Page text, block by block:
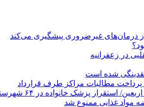
غیرضروری پیشگیری می‌کند
در زعفرانیه
پرداخت مطالبات مراکز طرف قرارداد
مواد غذایی ممنوع شد